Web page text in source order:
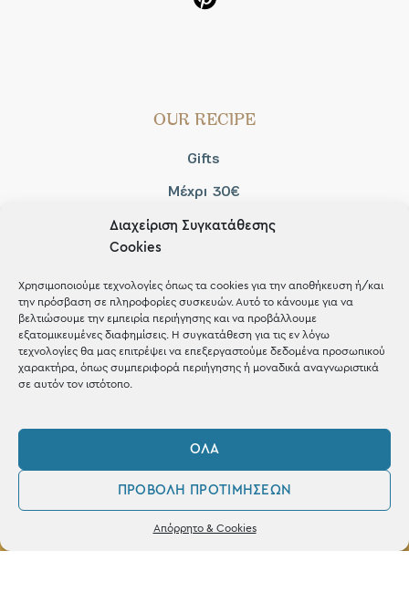
Διαχείριση Συγκατάθεσης
Cookies
Χρησιμοποιούμε τεχνολογίες όπως τα cookies για την αποθήκευση ή/και
την πρόσβαση σε πληροφορίες συσκευών. Αυτό το κάνουμε για να
βελτιώσουμε την εμπειρία περιήγησης και να προβάλλουμε
εξατομικευμένες διαφημίσεις. Η συγκατάθεση για τις εν λόγω
τεχνολογίες θα μας επιτρέψει να επεξεργαστούμε δεδομένα προσωπικού
χαρακτήρα, όπως συμπεριφορά περιήγησης ή μοναδικά αναγνωριστικά
σε αυτόν τον ιστότοπο.
ΌΛΑ
ΠΡΟΒΟΛΉ ΠΡΟΤΙΜΉΣΕΩΝ
Απόρρητο & Cookies
Δεν βρέθηκε κανένα προϊόν που να
ταιριάζει με την επιλογή σας.
OUR RECIPE
Gifts
Μέχρι 30€
Blog
Shop the look
ΚΑΤΑΣΤΗΜΑ
2421 217300
Δευ / Τετ / Σαβ: 09:00 - 15:00
Τριτ / Πεμ / Παρ: 09:00 - 21:00
Φίλτρα
0